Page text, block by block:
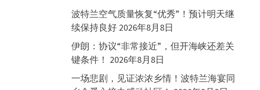
波特兰空气质量恢复“优秀”！预计明天继
续保持良好 2026年8月8日
伊朗：协议“非常接近”，但开海峡还差关
键条件！ 2026年8月8日
一场悲剧，见证浓浓乡情！波特兰海宴同